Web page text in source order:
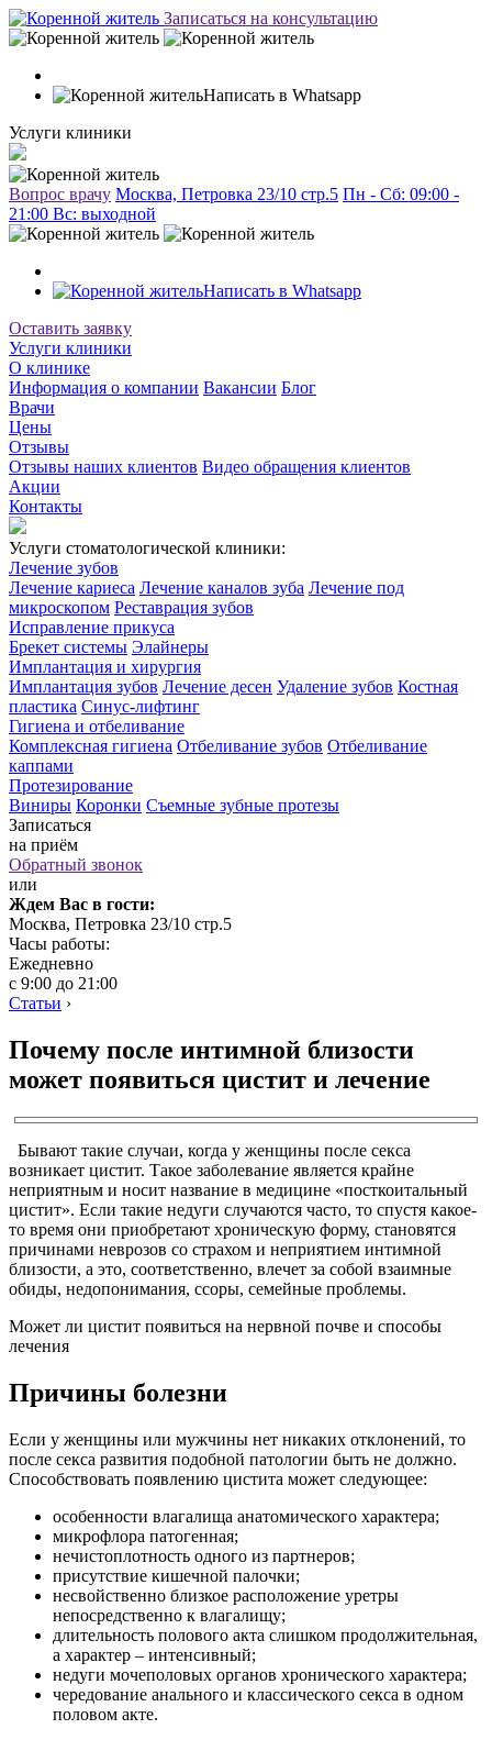
Записаться на консультацию
Написать в Whatsapp
Услуги клиники
Вопрос врачу Москва, Петровка 23/10 стр.5 Пн - Сб: 09:00 -
21:00 Вc: выходной
Написать в Whatsapp
Оставить заявку
Услуги клиники
О клинике
Информация о компании Вакансии Блог
Врачи
Цены
Отзывы
Отзывы наших клиентов Видео обращения клиентов
Акции
Контакты
Услуги стоматологической клиники:
Лечение зубов
Лечение кариеса Лечение каналов зуба Лечение под
микроскопом Реставрация зубов
Исправление прикуса
Брекет системы Элайнеры
Имплантация и хирургия
Имплантация зубов Лечение десен Удаление зубов Костная
пластика Синус-лифтинг
Гигиена и отбеливание
Комплексная гигиена Отбеливание зубов Отбеливание
каппами
Протезирование
Виниры Коронки Съемные зубные протезы
Записаться
на приём
Обратный звонок
или
Ждем Вас в гости:
Москва, Петровка 23/10 стр.5
Часы работы:
Ежедневно
с 9:00 до 21:00
Статьи ›
Почему после интимной близости
может появиться цистит и лечение
Бывают такие случаи, когда у женщины после секса
возникает цистит. Такое заболевание является крайне
неприятным и носит название в медицине «посткоитальный
цистит». Если такие недуги случаются часто, то спустя какое-
то время они приобретают хроническую форму, становятся
причинами неврозов со страхом и неприятием интимной
близости, а это, соответственно, влечет за собой взаимные
обиды, недопонимания, ссоры, семейные проблемы.
Может ли цистит появиться на нервной почве и способы
лечения
Причины болезни
Если у женщины или мужчины нет никаких отклонений, то
после секса развития подобной патологии быть не должно.
Способствовать появлению цистита может следующее:
особенности влагалища анатомического характера;
микрофлора патогенная;
нечистоплотность одного из партнеров;
присутствие кишечной палочки;
несвойственно близкое расположение уретры
непосредственно к влагалищу;
длительность полового акта слишком продолжительная,
а характер – интенсивный;
недуги мочеполовых органов хронического характера;
чередование анального и классического секса в одном
половом акте.